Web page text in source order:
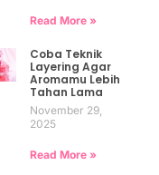
Read More »
Coba Teknik
Layering Agar
Aromamu Lebih
Tahan Lama
November 29,
2025
Read More »